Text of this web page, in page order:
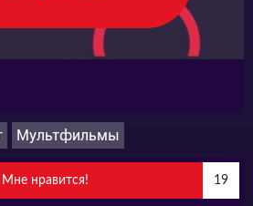
Мультфильмы
Мне нравится! 19